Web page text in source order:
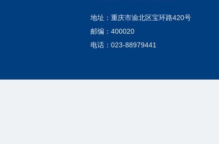
地址：重庆市渝北区宝环路420号
邮编：400020
电话：023-88979441